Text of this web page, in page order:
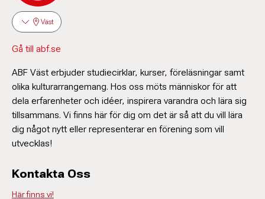
Väst
Gå till abf.se
ABF Väst erbjuder studiecirklar, kurser, föreläsningar samt
olika kulturarrangemang. Hos oss möts människor för att
dela erfarenheter och idéer, inspirera varandra och lära sig
tillsammans. Vi finns här för dig om det är så att du vill lära
dig något nytt eller representerar en förening som vill
utvecklas!
Kontakta Oss
Här finns vi!